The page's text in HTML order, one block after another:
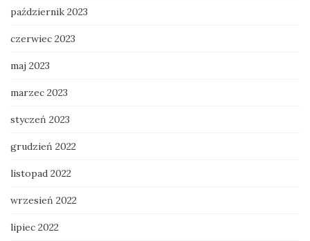
październik 2023
czerwiec 2023
maj 2023
marzec 2023
styczeń 2023
grudzień 2022
listopad 2022
wrzesień 2022
lipiec 2022